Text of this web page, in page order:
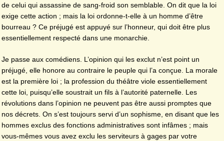
de celui qui assassine de sang-froid son semblable. On dit que la loi
exige cette action ; mais la loi ordonne-t-elle à un homme d’être
bourreau ? Ce préjugé est appuyé sur l’honneur, qui doit être plus
essentiellement respecté dans une monarchie.
Je passe aux comédiens. L’opinion qui les exclut n’est point un
préjugé, elle honore au contraire le peuple qui l’a conçue. La morale
est la première loi ; la profession du théâtre viole essentiellement
cette loi, puisqu’elle soustrait un fils à l’autorité paternelle. Les
révolutions dans l’opinion ne peuvent pas être aussi promptes que
nos décrets. On s’est toujours servi d’un sophisme, en disant que les
hommes exclus des fonctions administratives sont infâmes ; mais
vous-mêmes vous avez exclu les serviteurs à gages par votre